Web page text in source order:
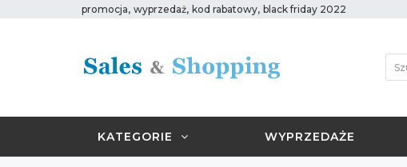
promocja, wyprzedaż, kod rabatowy, black friday 2022
KATEGORIE WYPRZEDAŻE